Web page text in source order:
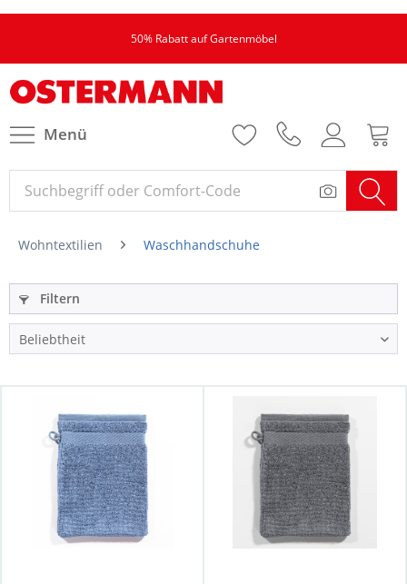
50% Rabatt auf Gartenmöbel
Menü
Wohntextilien Waschhandschuhe
Filtern